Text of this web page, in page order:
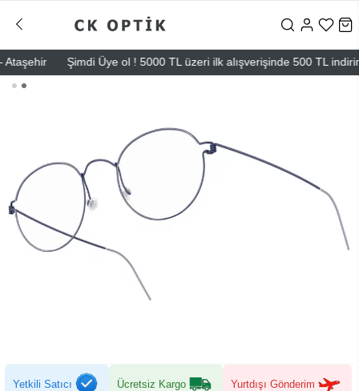
Şimdi Üye ol ! 5000 TL üzeri ilk alışverişinde 500 TL indirim
Yetkili Satıcı Ücretsiz Kargo Yurtdışı Gönderim